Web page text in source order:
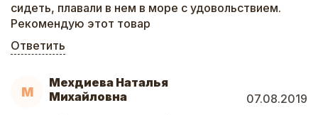
сидеть, плавали в нем в море с удовольствием.
Рекомендую этот товар
Ответить
М
Мехдиева Наталья
Михайловна
07.08.2019